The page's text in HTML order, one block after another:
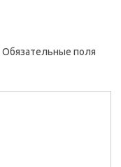
Обязательные поля